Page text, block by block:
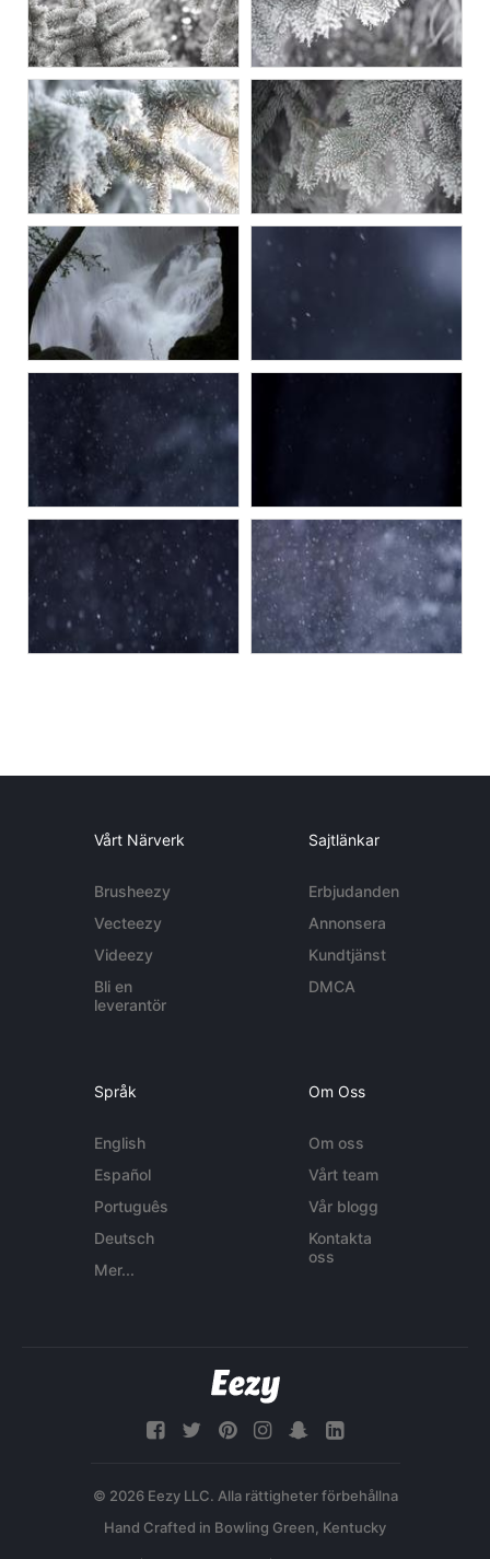
Vårt Närverk
Brusheezy
Vecteezy
Videezy
Bli en
leverantör
Sajtlänkar
Erbjudanden
Annonsera
Kundtjänst
DMCA
Språk
English
Español
Português
Deutsch
Mer...
Om Oss
Om oss
Vårt team
Vår blogg
Kontakta
oss
© 2026 Eezy LLC. Alla rättigheter förbehållna